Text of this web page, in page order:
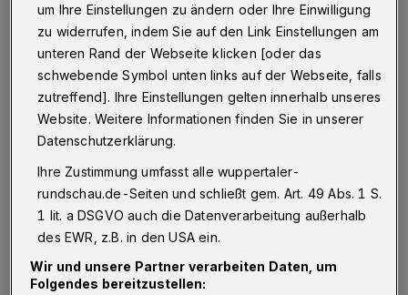
S ehr geehrter Herr Trapp,
mit Erleichterung habe ich gelesen, dass auch
Sie bei die Ankündigung des Pina-Bausch-
Theaters „kein Wort verstanden haben“!
Hatte schon befürchtet, dass ich einer der
wirklich Dummen in dieser schönen Stadt bin.
Aber Ihr Artikel hat mir den Glauben an mich
selbst zurückgegeben.
um Ihre Einstellungen zu ändern oder Ihre Einwilligung
zu widerrufen, indem Sie auf den Link Einstellungen am
unteren Rand der Webseite klicken [oder das
schwebende Symbol unten links auf der Webseite, falls
zutreffend]. Ihre Einstellungen gelten innerhalb unseres
Website. Weitere Informationen finden Sie in unserer
Datenschutzerklärung.
Ihre Zustimmung umfasst alle wuppertaler-
rundschau.de-Seiten und schließt gem. Art. 49 Abs. 1 S.
1 lit. a DSGVO auch die Datenverarbeitung außerhalb
des EWR, z.B. in den USA ein.
Wir und unsere Partner verarbeiten Daten, um
Folgendes bereitzustellen: